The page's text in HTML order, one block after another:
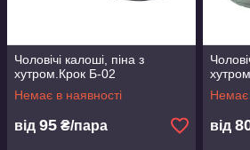
Чоловічі калоші, піна з
хутром.Крок Б-02
Немає в наявності
від 95 ₴/пара
Немає
від